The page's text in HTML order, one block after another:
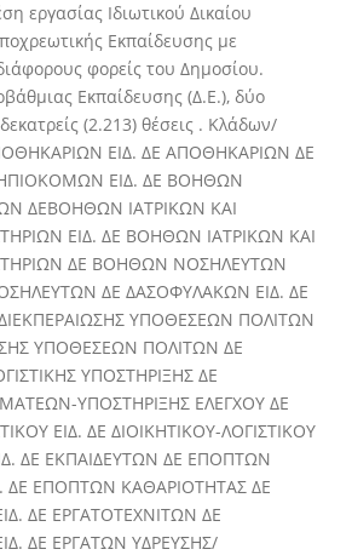
εργασίας Ιδιωτικού Δικαίου
Εκπαίδευσης με
φορείς του Δημοσίου.
Εκπαίδευσης (Δ.Ε.), δύο
δεκατρείς (2.213) θέσεις . Κλάδων/
ΕΙΔ. ΔΕ ΑΠΟΘΗΚΑΡΙΩΝ ΔΕ
ΕΙΔ. ΔΕ ΒΟΗΘΩΝ
ΔΕΒΟΗΘΩΝ ΙΑΤΡΙΚΩΝ ΚΑΙ
ΕΙΔ. ΔΕ ΒΟΗΘΩΝ ΙΑΤΡΙΚΩΝ ΚΑΙ
ΔΕ ΒΟΗΘΩΝ ΝΟΣΗΛΕΥΤΩΝ
ΔΕ ΔΑΣΟΦΥΛΑΚΩΝ ΕΙΔ. ΔΕ
ΥΠΟΘΕΣΕΩΝ ΠΟΛΙΤΩΝ
ΥΠΟΘΕΣΕΩΝ ΠΟΛΙΤΩΝ ΔΕ
ΥΠΟΣΤΗΡΙΞΗΣ ΔΕ
ΥΠΟΣΤΗΡΙΞΗΣ ΕΛΕΓΧΟΥ ΔΕ
ΕΙΔ. ΔΕ ΔΙΟΙΚΗΤΙΚΟΥ-ΛΟΓΙΣΤΙΚΟΥ
ΔΕ ΕΚΠΑΙΔΕΥΤΩΝ ΔΕ ΕΠΟΠΤΩΝ
ΔΕ ΕΠΟΠΤΩΝ ΚΑΘΑΡΙΟΤΗΤΑΣ ΔΕ
ΔΕ ΕΡΓΑΤΟΤΕΧΝΙΤΩΝ ΔΕ
ΔΕ ΕΡΓΑΤΩΝ ΥΔΡΕΥΣΗΣ/